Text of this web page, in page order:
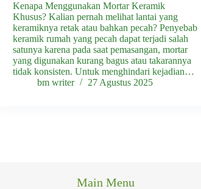
Kenapa Menggunakan Mortar Keramik
Khusus? Kalian pernah melihat lantai yang
keramiknya retak atau bahkan pecah? Penyebab
keramik rumah yang pecah dapat terjadi salah
satunya karena pada saat pemasangan, mortar
yang digunakan kurang bagus atau takarannya
tidak konsisten. Untuk menghindari kejadian…
bm writer
27 Agustus 2025
Main Menu